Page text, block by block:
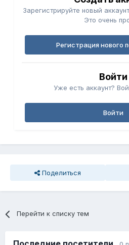
Зарегистрируйте новый
Это очень
Регистрация нового
Войти
Уже есть аккаунт?
Войти
Поделиться
Перейти к списку тем